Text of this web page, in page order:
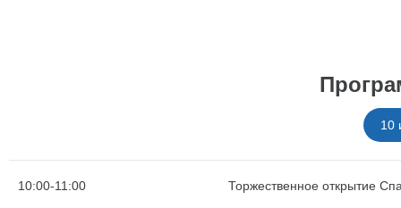
10
10:00-11:00 Торжественное открытие